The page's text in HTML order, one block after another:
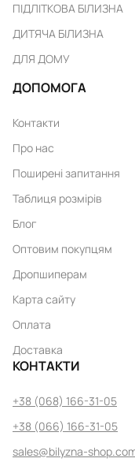
ПІДЛІТКОВА БІЛИЗНА
ДИТЯЧА БІЛИЗНА
ДЛЯ ДОМУ
ДОПОМОГА
Контакти
Про нас
Поширені запитання
Таблиця розмірів
Блог
Оптовим покупцям
Дропшиперам
Карта сайту
Оплата
Доставка
КОНТАКТИ
+38 (068) 166-31-05
+38 (066) 166-31-05
sales@bilyzna-